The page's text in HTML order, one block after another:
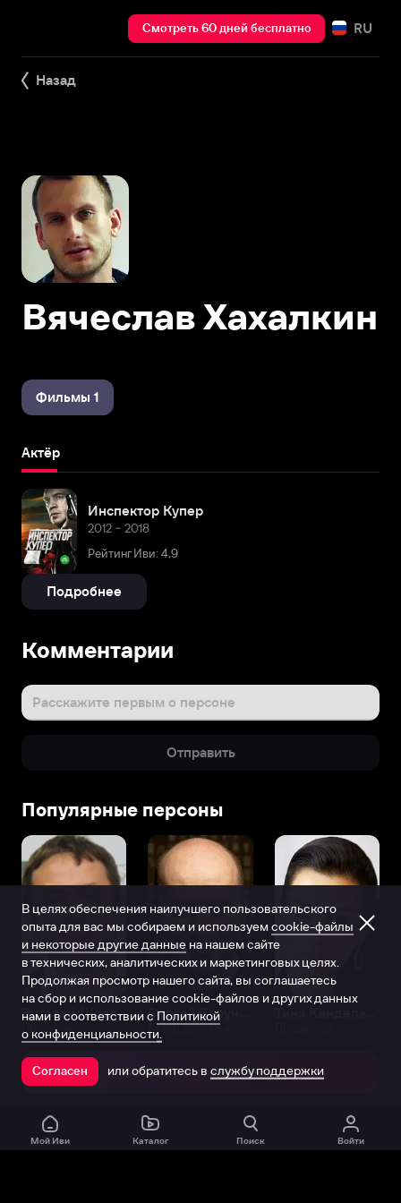
Смотреть 60 дней бесплатно RU
Назад
Вячеслав Хахалкин
Фильмы 1
Актёр
Инспектор Купер
2012 – 2018
Рейтинг Иви: 4,9
Подробнее
Комментарии
Расскажите первым о персоне
Отправить
Популярные персоны
Виталий Шляппо
Продюсер Актёр дубляжа
Открыть в приложении
Мой Иви Каталог Поиск Войти
В целях обеспечения наилучшего пользовательского
опыта для вас мы собираем и используем cookie-файлы
и некоторые другие данные на нашем сайте
в технических, аналитических и маркетинговых целях.
Продолжая просмотр нашего сайта, вы соглашаетесь
на сбор и использование cookie-файлов и других данных
нами в соответствии с Политикой
о конфиденциальности.
Согласен или обратитесь в службу поддержки